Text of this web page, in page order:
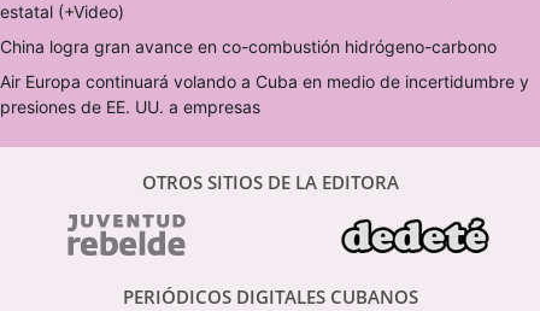
estatal (+Video)
China logra gran avance en co-combustión hidrógeno-carbono
Air Europa continuará volando a Cuba en medio de incertidumbre y
presiones de EE. UU. a empresas
OTROS SITIOS DE LA EDITORA
PERIÓDICOS DIGITALES CUBANOS